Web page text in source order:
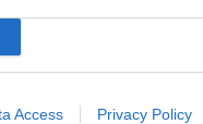
Access Privacy Policy
à réduire les risques. La